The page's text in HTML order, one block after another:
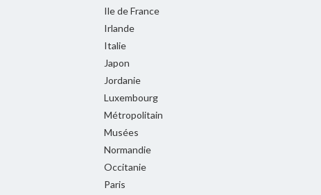
Ile de France
Irlande
Italie
Japon
Jordanie
Luxembourg
Métropolitain
Musées
Normandie
Occitanie
Paris